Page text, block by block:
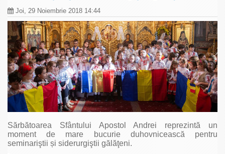
Joi, 29 Noiembrie 2018 14:44
Sărbătoarea Sfântului Apostol Andrei reprezintă un
moment de mare bucurie duhovnicească pentru
seminariştii și siderurgiştii gălăţeni.